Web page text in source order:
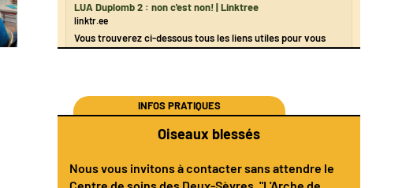
LUA Duplomb 2 : non c'est non! | Linktree
linktr.ee
Vous trouverez ci-dessous tous les liens utiles pour vous
mobiliser contre ces reculs. Des outils par les associations,
INFOS PRATIQUES
Oiseaux blessés
Nous vous invitons à contacter sans attendre le